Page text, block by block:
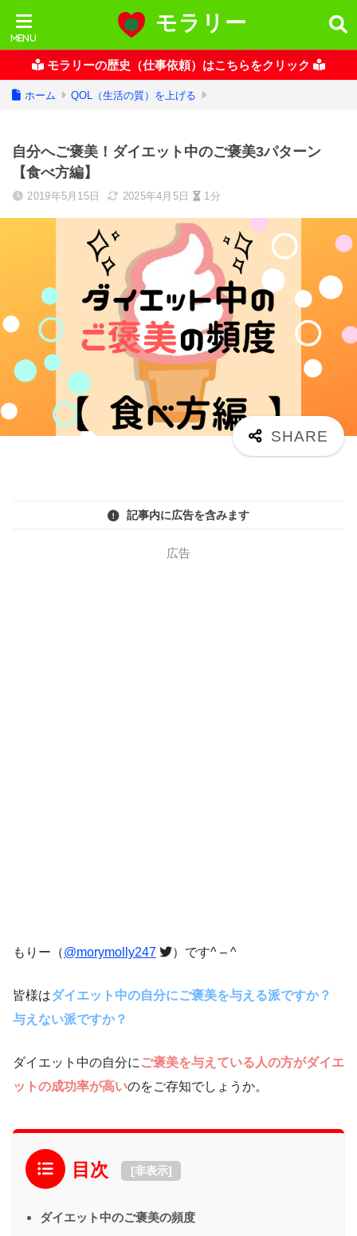
モラリー
モラリーの歴史（仕事依頼）はこちらをクリック
ホーム QOL（生活の質）を上げる
自分へご褒美！ダイエット中のご褒美3パターン
【食べ方編】
2019年5月15日 2025年4月5日 1分
記事内に広告を含みます
広告
もりー（@morymolly247 ）です^ – ^
皆様はダイエット中の自分にご褒美を与える派ですか？
与えない派ですか？
ダイエット中の自分に ご褒美を与えている人の方がダイエ
ットの成功率が高いのをご存知でしょうか。
目次 [非表示]
ダイエット中のご褒美の頻度